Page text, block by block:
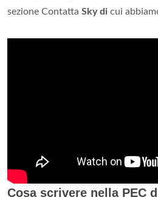
sezione Contatta Sky di cui
Cosa scrivere nella PEC